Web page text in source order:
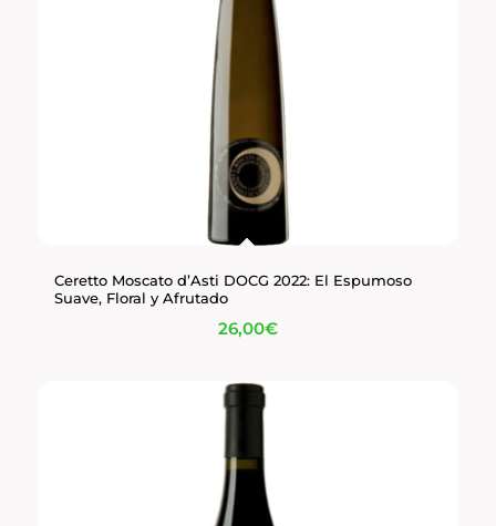
Ceretto Moscato d’Asti DOCG 2022: El Espumoso
Suave, Floral y Afrutado
26,00€